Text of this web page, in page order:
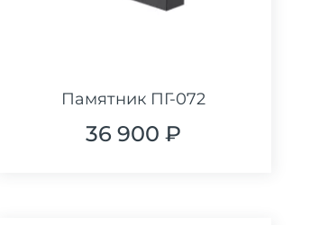
Памятник ПГ-072
36 900 ₽